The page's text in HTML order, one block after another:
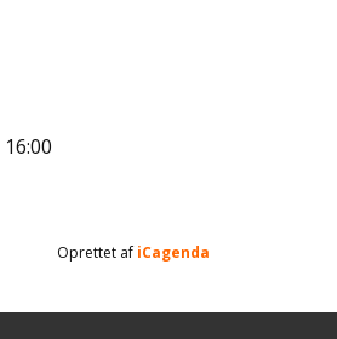
16:00
Oprettet af iCagenda